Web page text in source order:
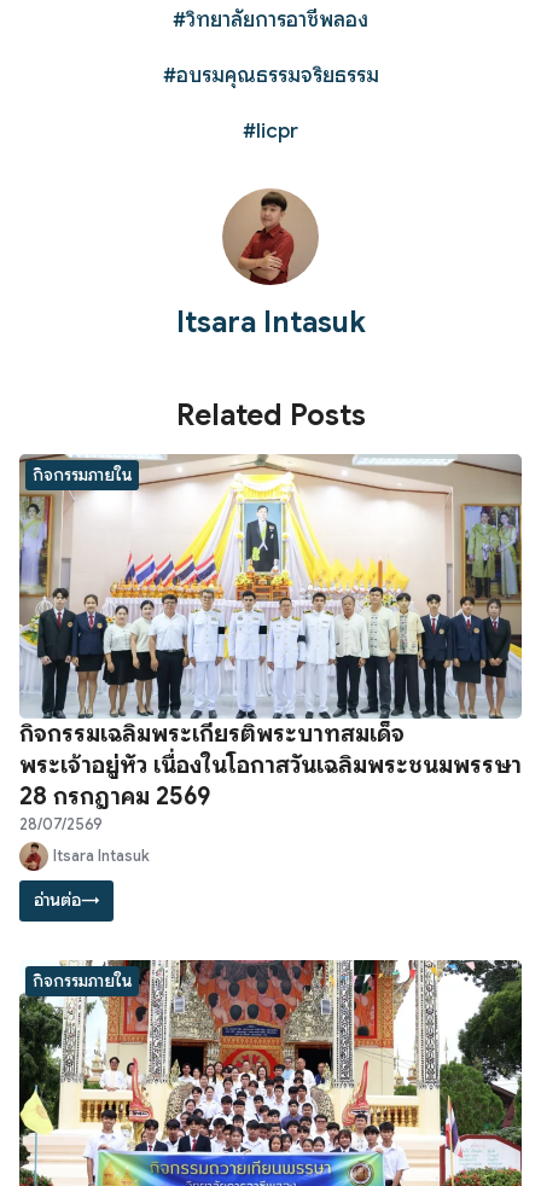
#วิทยาลัยการอาชีพลอง
#อบรมคุณธรรมจริยธรรม
#licpr
Itsara Intasuk
Related Posts
กิจกรรมภายใน
กิจกรรมเฉลิมพระเกียรติพระบาทสมเด็จ
พระเจ้าอยู่หัว เนื่องในโอกาสวันเฉลิมพระชนมพรรษา
28 กรกฎาคม 2569
28/07/2569
Itsara Intasuk
อ่านต่อ→
กิจกรรมภายใน